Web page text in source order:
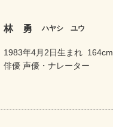
林 勇 ハヤシ ユウ
1983年4月2日生まれ 164cm
俳優 声優・ナレーター